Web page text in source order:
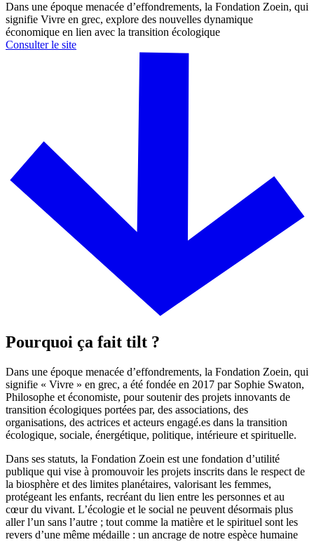
Dans une époque menacée d’effondrements, la Fondation Zoein, qui
signifie Vivre en grec, explore des nouvelles dynamique
économique en lien avec la transition écologique
Consulter le site
Pourquoi ça fait tilt ?
Dans une époque menacée d’effondrements, la Fondation Zoein, qui
signifie « Vivre » en grec, a été fondée en 2017 par Sophie Swaton,
Philosophe et économiste, pour soutenir des projets innovants de
transition écologiques portées par, des associations, des
organisations, des actrices et acteurs engagé.es dans la transition
écologique, sociale, énergétique, politique, intérieure et spirituelle.
Dans ses statuts, la Fondation Zoein est une fondation d’utilité
publique qui vise à promouvoir les projets inscrits dans le respect de
la biosphère et des limites planétaires, valorisant les femmes,
protégeant les enfants, recréant du lien entre les personnes et au
cœur du vivant. L’écologie et le social ne peuvent désormais plus
aller l’un sans l’autre ; tout comme la matière et le spirituel sont les
revers d’une même médaille : un ancrage de notre espèce humaine